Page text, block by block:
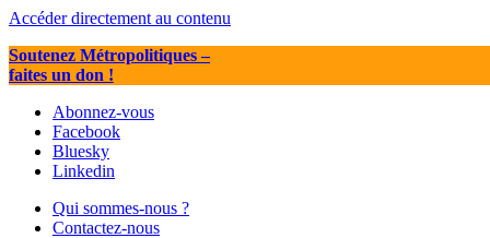
Accéder directement au contenu
Soutenez Métropolitiques–
faites un don !
Abonnez-vous
Facebook
Bluesky
Linkedin
Qui sommes-nous ?
Contactez-nous